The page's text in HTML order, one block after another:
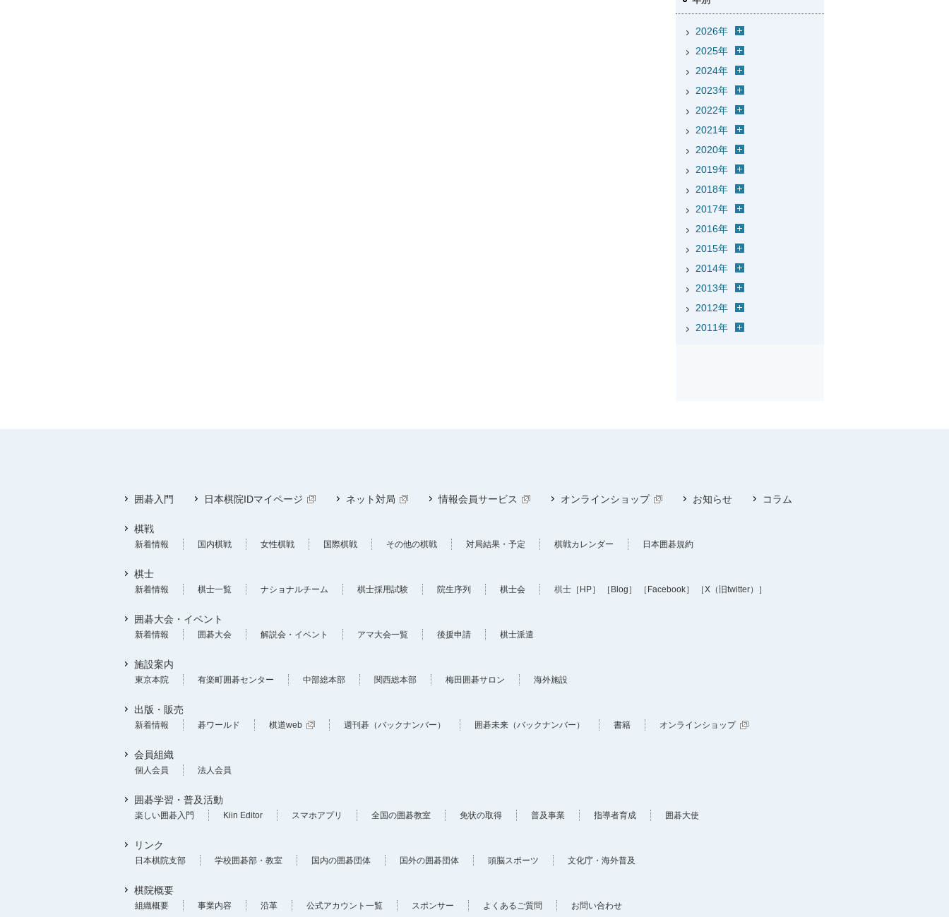
2026年
2025年
2024年
2023年
2022年
2021年
2020年
2019年
2018年
2017年
2016年
2015年
2014年
2013年
2012年
2011年
囲碁入門 日本棋院IDマイページ ネット対局 情報会員サービス オンラインショップ お知らせ コラム
棋戦
新着情報 国内棋戦 女性棋戦 国際棋戦 その他の棋戦 対局結果・予定 棋戦カレンダー 日本囲碁規約
棋士
新着情報 棋士一覧 ナショナルチーム 棋士採用試験 院生序列 棋士会 棋士 ［HP］ ［Blog］ ［Facebook］ ［X（旧twitter）］
囲碁大会・イベント
新着情報 囲碁大会 解説会・イベント アマ大会一覧 後援申請 棋士派遣
施設案内
東京本院 有楽町囲碁センター 中部総本部 関西総本部 梅田囲碁サロン 海外施設
出版・販売
新着情報 碁ワールド 棋道web 週刊碁（バックナンバー） 囲碁未来（バックナンバー） 書籍 オンラインショップ
会員組織
個人会員 法人会員
囲碁学習・普及活動
楽しい囲碁入門 Kiin Editor スマホアプリ 全国の囲碁教室 免状の取得 普及事業 指導者育成 囲碁大使
リンク
日本棋院支部 学校囲碁部・教室 国内の囲碁団体 国外の囲碁団体 頭脳スポーツ 文化庁・海外普及
棋院概要
組織概要 事業内容 沿革 公式アカウント一覧 スポンサー よくあるご質問 お問い合わせ